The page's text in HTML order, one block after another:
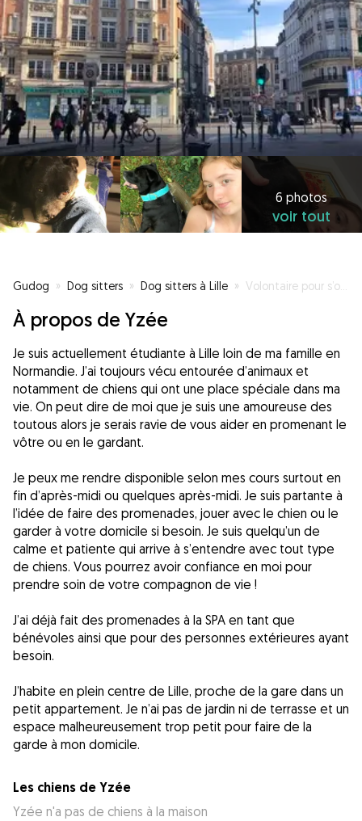
6 photos
voir tout
Gudog » Dog sitters » Dog sitters à Lille » Volontaire pour s’occuper de votre compagnon
À propos de Yzée
Je suis actuellement étudiante à Lille loin de ma famille en
Normandie. J’ai toujours vécu entourée d’animaux et
notamment de chiens qui ont une place spéciale dans ma
vie. On peut dire de moi que je suis une amoureuse des
toutous alors je serais ravie de vous aider en promenant le
vôtre ou en le gardant.
Je peux me rendre disponible selon mes cours surtout en
fin d’après-midi ou quelques après-midi. Je suis partante à
l’idée de faire des promenades, jouer avec le chien ou le
garder à votre domicile si besoin. Je suis quelqu’un de
calme et patiente qui arrive à s’entendre avec tout type
de chiens. Vous pourrez avoir confiance en moi pour
prendre soin de votre compagnon de vie !
J’ai déjà fait des promenades à la SPA en tant que
bénévoles ainsi que pour des personnes extérieures ayant
besoin.
J’habite en plein centre de Lille, proche de la gare dans un
petit appartement. Je n’ai pas de jardin ni de terrasse et un
espace malheureusement trop petit pour faire de la
garde à mon domicile.
Les chiens de Yzée
Yzée n'a pas de chiens à la maison